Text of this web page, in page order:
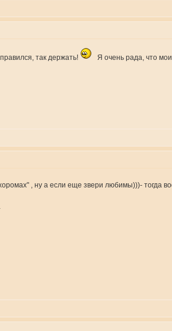
так держать! Я очень рада, что
, ну а если еще звери любимы)))- тогда